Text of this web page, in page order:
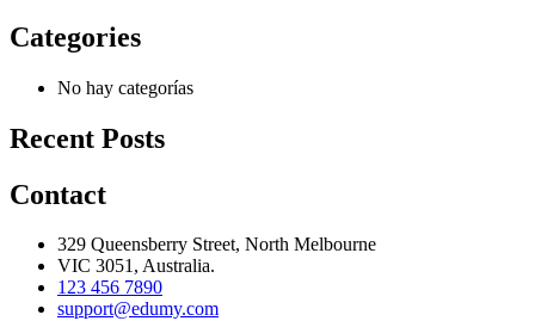
Categories
No hay categorías
Recent Posts
Contact
329 Queensberry Street, North Melbourne
VIC 3051, Australia.
123 456 7890
support@edumy.com